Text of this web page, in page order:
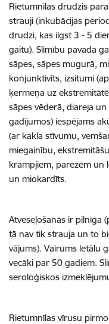
Rietumnīlas drudzis
strauji (inkubācijas
drudzi, kas ilgst 3 - 5
gaitu). Slimību pavada
sāpes, sāpes mugurā,
konjunktivīts, izsitumi
ķermeņa uz
sāpes vēderā, diareja
gadījumos) iespējams
(ar kakla stīvumu,
miegainību,
krampjiem, parēzēm un
un miokardīts.
Atveseļošanās ir pilnīga
tā nav tik strauja un to
vājums). Vairums letālu
vecāki par 50 gadiem.
seroloģiskos
Rietumnīlas vīrusu